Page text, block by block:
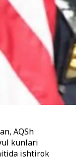
AQSh
kunlari
ishtirok